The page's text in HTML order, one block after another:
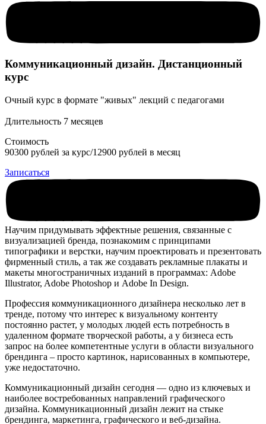
Коммуникационный дизайн. Дистанционный
курс
Очный курс в формате "живых" лекций с педагогами
Длительность 7 месяцев
Стоимость
90300 рублей за курс/12900 рублей в месяц
Записаться
Научим придумывать эффектные решения, связанные с
визуализацией бренда, познакомим с принципами
типографики и верстки, научим проектировать и презентовать
фирменный стиль, а так же создавать рекламные плакаты и
макеты многостраничных изданий в программах: Adobe
Illustrator, Adobe Photoshop и Adobe In Design.
Профессия коммуникационного дизайнера несколько лет в
тренде, потому что интерес к визуальному контенту
постоянно растет, у молодых людей есть потребность в
удаленном формате творческой работы, а у бизнеса есть
запрос на более компетентные услуги в области визуального
брендинга – просто картинок, нарисованных в компьютере,
уже недостаточно.
Коммуникационный дизайн сегодня — одно из ключевых и
наиболее востребованных направлений графического
дизайна. Коммуникационный дизайн лежит на стыке
брендинга, маркетинга, графического и веб-дизайна.